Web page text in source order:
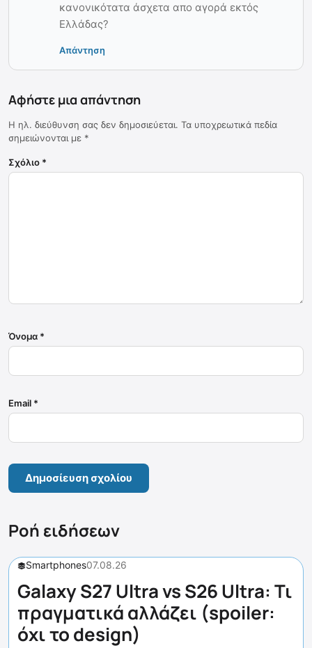
κανονικότατα άσχετα απο αγορά εκτός
Ελλάδας?
Απάντηση
Αφήστε μια απάντηση
Η ηλ. διεύθυνση σας δεν δημοσιεύεται. Τα υποχρεωτικά πεδία
σημειώνονται με *
Σχόλιο *
Όνομα *
Email *
Ροή ειδήσεων
Smartphones07.08.26
Galaxy S27 Ultra vs S26 Ultra: Τι
πραγματικά αλλάζει (spoiler:
όχι το design)